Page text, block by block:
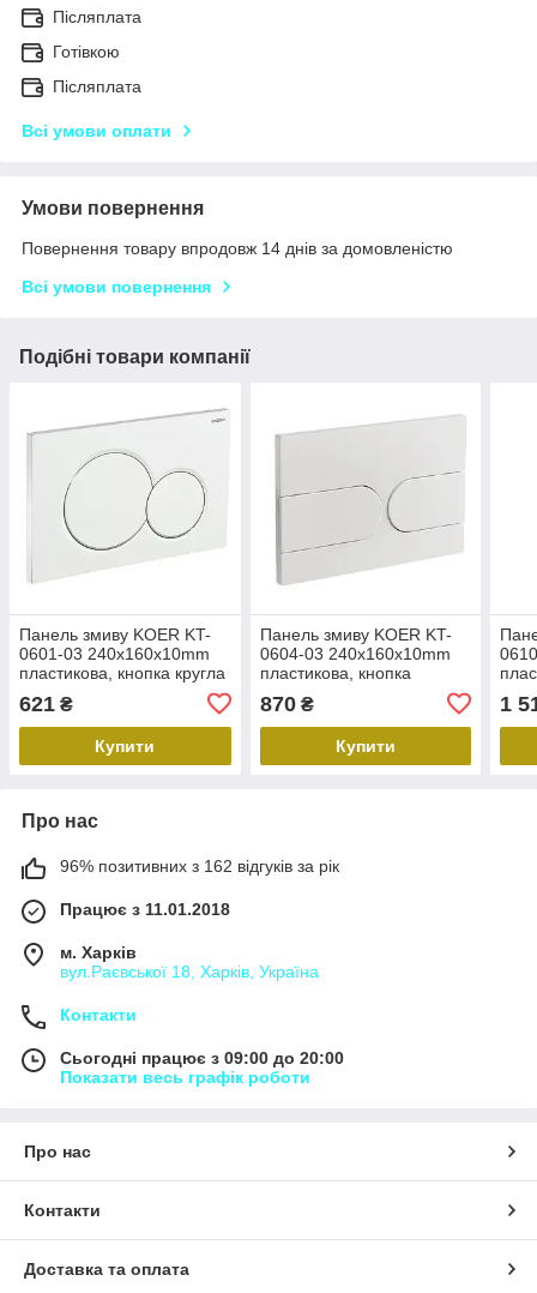
Післяплата
Готівкою
Післяплата
Всі умови оплати
Умови повернення
Повернення товару впродовж 14 днів за домовленістю
Всі умови повернення
Подібні товари компанії
Панель змиву KOER KT-
0601-03 240x160x10mm
пластикова, кнопка кругла
621 ₴
Купити
Панель змиву KOER KT-
0604-03 240x160x10mm
пластикова, кнопка
закруглена (колір білий)
(KR5322)
870₴
Купити
1
Про нас
96% позитивних з 162 відгуків за рік
Працює з 11.01.2018
м. Харків
вул.Раєвської 18, Харків, Україна
Контакти
Сьогодні працює з 09:00 до 20:00
Показати весь графік роботи
Про нас
Контакти
Доставка та оплата